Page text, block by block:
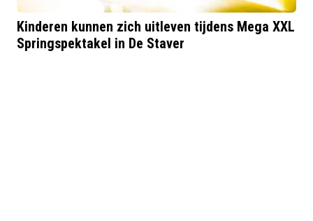
Kinderen kunnen zich uitleven tijdens Mega XXL
Springspektakel in De Staver